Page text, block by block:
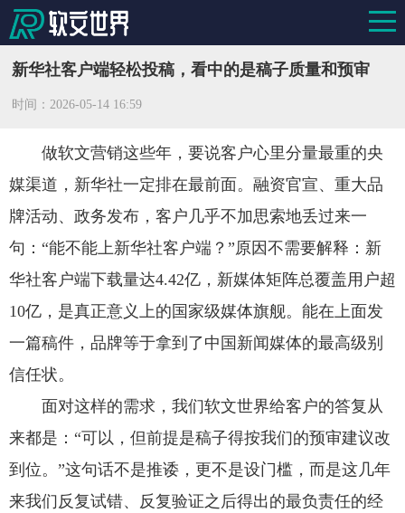
新华社客户端轻松投稿，看中的是稿子质量和预审
时间：2026-05-14 16:59
做软文营销这些年，要说客户心里分量最重的央
媒渠道，新华社一定排在最前面。融资官宣、重大品
牌活动、政务发布，客户几乎不加思索地丢过来一
句：“能不能上新华社客户端？”原因不需要解释：新
华社客户端下载量达4.42亿，新媒体矩阵总覆盖用户超
10亿，是真正意义上的国家级媒体旗舰。能在上面发
一篇稿件，品牌等于拿到了中国新闻媒体的最高级别
信任状。
面对这样的需求，我们软文世界给客户的答复从
来都是：“可以，但前提是稿子得按我们的预审建议改
到位。”这句话不是推诿，更不是设门槛，而是这几年
来我们反复试错、反复验证之后得出的最负责任的经